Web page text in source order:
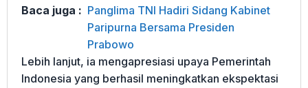
Baca juga : Panglima TNI Hadiri Sidang Kabinet
Paripurna Bersama Presiden
Prabowo
Lebih lanjut, ia mengapresiasi upaya Pemerintah
Indonesia yang berhasil meningkatkan ekspektasi